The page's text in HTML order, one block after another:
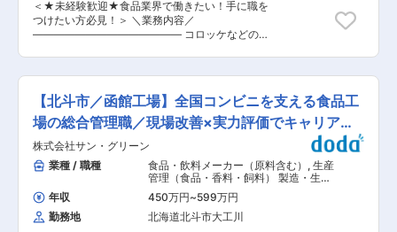
す。特に液体塩こうじや熟成こうじパウダーは海
外のフレンチ、イタリアン、中華等にもフィット
しやすい調味料であり海外から絶賛の声を頂いて
力しており、InstagramやTiktok、Youtube等で
のレシピ紹介や有名アーティストとのコラボ商品
けての認知度も高めています。 変更の範囲：会社
の定める業務
す。 ■当社について： 当社は創業以来、おいし
いお菓子の製造と販売サービスを通じて、お客様
に喜ばれるやすらぎのひとときをお届けしてきま
した。 主力商品の「なんばん往来」「すくのか
ループの一員として、品質や素材にこだわりなが
ら、コロナ禍においても安定した業績を維持して
います。
＜★未経験歓迎★食品業界で働きたい！手に職を
つけたい方必見！＞ ＼業務内容／
—————————————— コロッケなどの冷
製造過程で問題がないか、どうすれば効率的に製
造がおこなえるかを考えて頂きます。 具体的な業
務内容については下記のとおりです。 ・冷凍コロ
ッケの製造の成形・包装ラインの管理 ・原料の選
別、包装、機械操作など ・製造ライン全体の管理
＼社風・配属先について／
—————————————— 配属先は高卒１８
歳〜７０歳以上の方まで幅広い世代の方が300名
程度所属しています。また、国籍も日本人だけで
なく、中国、ベトナム、カンボジアなど多国籍で
仕事の多様化にも対応しています。 ＼求人の
【北斗市／函館工場】全国コンビニを支える食品工
場の総合管理職／現場改善×実力評価でキャリアア
ップ
株式会社サン・グリーン
業種 / 職種
食品・飲料メーカー（原料含む） , 生産
管理（食品・香料・飼料） 製造・生産
リーダー（食品・香料・飼料）
年収 450万円~599万円
勤務地
北海道北斗市大工川